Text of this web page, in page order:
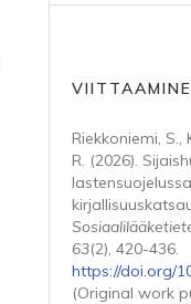
Riekkoniemi, S.,
R. (2026).
63(2), 420-436.
https://doi.org/
(Original work